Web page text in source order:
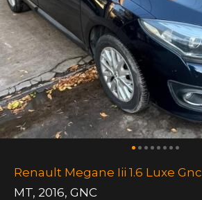
Renault Megane Iii 1.6 Luxe Gnc
MT, 2016, GNC